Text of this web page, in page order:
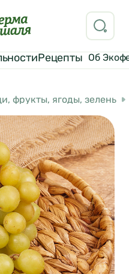
Рецепты Об
фрукты, ягоды, зелень